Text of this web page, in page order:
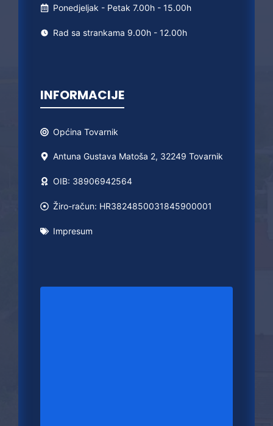
Ponedjeljak - Petak 7.00h - 15.00h
Rad sa strankama 9.00h - 12.00h
INFORMACIJE
Općina Tovarnik
Antuna Gustava Matoša 2, 32249 Tovarnik
OIB: 38906942564
Žiro-račun: HR3824850031845900001
Impresum